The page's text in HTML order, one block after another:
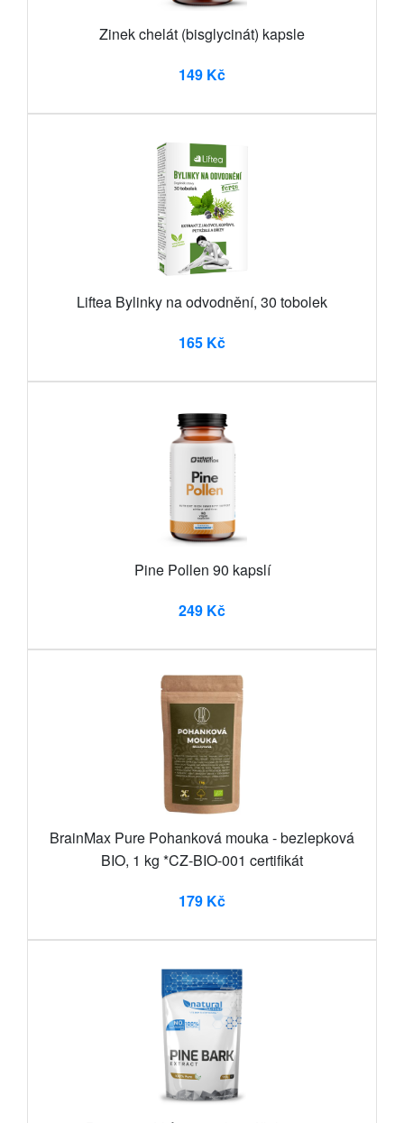
Zinek chelát (bisglycinát) kapsle
149 Kč
Liftea Bylinky na odvodnění, 30 tobolek
165 Kč
Pine Pollen 90 kapslí
249 Kč
BrainMax Pure Pohanková mouka - bezlepková
BIO, 1 kg *CZ-BIO-001 certifikát
179 Kč